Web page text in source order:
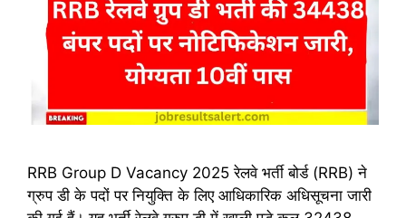
RRB Group D Vacancy 2025 रेलवे भर्ती बोर्ड (RRB) ने
ग्रुप डी के पदों पर नियुक्ति के लिए आधिकारिक अधिसूचना जारी